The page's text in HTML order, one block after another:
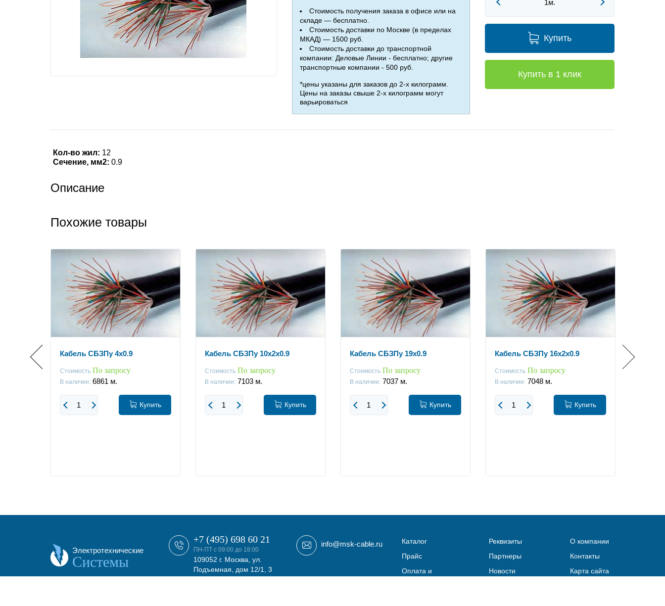
Стоимость получения заказа в офисе или на
складе — бесплатно.
Стоимость доставки по Москве (в пределах
МКАД) — 1500 руб.
Стоимость доставки до транспортной
компании: Деловые Линии - бесплатно; другие
транспортные компании - 500 руб.
*цены указаны для заказов до 2-х килограмм.
Цены на заказы свыше 2-х килограмм могут
варьироваться
Купить
Купить в 1 клик
Кол-во жил: 12
Сечение, мм2: 0.9
Описание
Похожие товары
Кабель СБЗПу 4x0.9
СтоимостьПо запросу
В наличии:6861 м.
Купить
Кабель СБЗПу 10x2x0.9
СтоимостьПо запросу
В наличии:7103 м.
Купить
Кабель СБЗПу 19x0.9
СтоимостьПо запросу
В наличии:7037 м.
Купить
Кабель СБЗПу 16x2x0.9
СтоимостьПо запросу
В наличии:7048 м.
Купить
Электротехнические
Системы
+7 (495) 698 60 21
ПН-ПТ с 09:00 до 18:00
109052 г. Москва, ул.
Подъемная, дом 12/1, 3
info@msk-cable.ru
Каталог
Прайс
Оплата и
Реквизиты
Партнеры
Новости
О компании
Контакты
Карта сайта